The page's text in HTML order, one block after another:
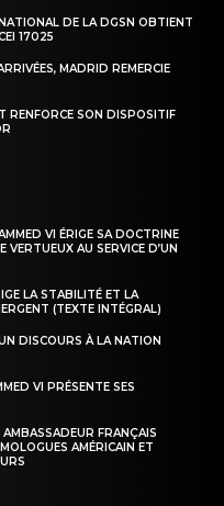
DE LA DGSN OBTIENT
17025
MADRID REMERCIE
RENFORCE SON DISPOSITIF
VI ÉRIGE SA DOCTRINE
VERTUEUX AU SERVICE D’UN
LA STABILITÉ ET LA
(TEXTE INTÉGRAL)
DISCOURS À LA NATION
VI PRÉSENTE SES
FRANÇAIS
AMÉRICAIN ET